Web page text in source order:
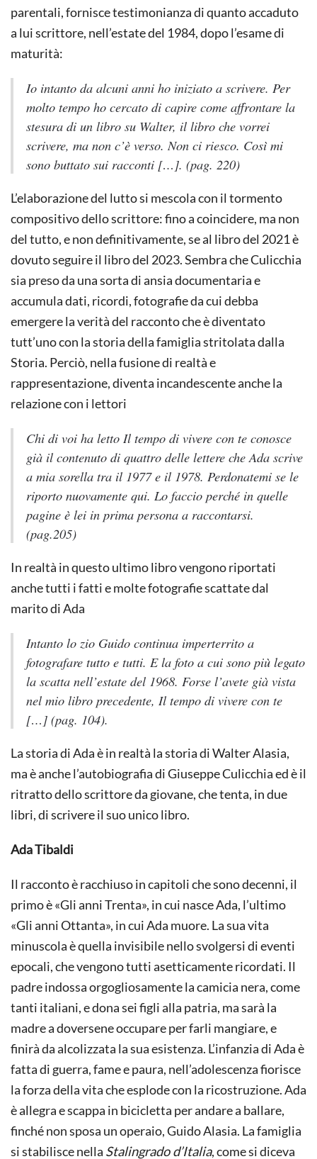
parentali, fornisce testimonianza di quanto accaduto
a lui scrittore, nell’estate del 1984, dopo l’esame di
maturità:
Io intanto da alcuni anni ho iniziato a scrivere. Per
molto tempo ho cercato di capire come affrontare la
stesura di un libro su Walter, il libro che vorrei
scrivere, ma non c’è verso. Non ci riesco. Così mi
sono buttato sui racconti […]. (pag. 220)
L’elaborazione del lutto si mescola con il tormento
compositivo dello scrittore: fino a coincidere, ma non
del tutto, e non definitivamente, se al libro del 2021 è
dovuto seguire il libro del 2023. Sembra che Culicchia
sia preso da una sorta di ansia documentaria e
accumula dati, ricordi, fotografie da cui debba
emergere la verità del racconto che è diventato
tutt’uno con la storia della famiglia stritolata dalla
Storia. Perciò, nella fusione di realtà e
rappresentazione, diventa incandescente anche la
relazione con i lettori
Chi di voi ha letto Il tempo di vivere con teconosce
già il contenuto di quattro delle lettere che Ada scrive
a mia sorella tra il 1977 e il 1978. Perdonatemi se le
riporto nuovamente qui. Lo faccio perché in quelle
pagine è lei in prima persona a raccontarsi.
(pag.205)
In realtà in questo ultimo libro vengono riportati
anche tutti i fatti e molte fotografie scattate dal
marito di Ada
Intanto lo zio Guido continua imperterrito a
fotografare tutto e tutti. E la foto a cui sono più legato
la scatta nell’estate del 1968. Forse l’avete già vista
nel mio libro precedente, Il tempo di vivere con te
[…] (pag. 104).
La storia di Ada è in realtà la storia di Walter Alasia,
ma è anche l’autobiografia di Giuseppe Culicchia ed è il
ritratto dello scrittore da giovane, che tenta, in due
libri, di scrivere il suo unico libro.
Ada Tibaldi
Il racconto è racchiuso in capitoli che sono decenni, il
primo è «Gli anni Trenta», in cui nasce Ada, l’ultimo
«Gli anni Ottanta», in cui Ada muore. La sua vita
minuscola è quella invisibile nello svolgersi di eventi
epocali, che vengono tutti asetticamente ricordati. Il
padre indossa orgogliosamente la camicia nera, come
tanti italiani, e dona sei figli alla patria, ma sarà la
madre a doversene occupare per farli mangiare, e
finirà da alcolizzata la sua esistenza. L’infanzia di Ada è
fatta di guerra, fame e paura, nell’adolescenza fiorisce
la forza della vita che esplode con la ricostruzione. Ada
è allegra e scappa in bicicletta per andare a ballare,
finché non sposa un operaio, Guido Alasia. La famiglia
si stabilisce nella Stalingrado d’Italia, come si diceva